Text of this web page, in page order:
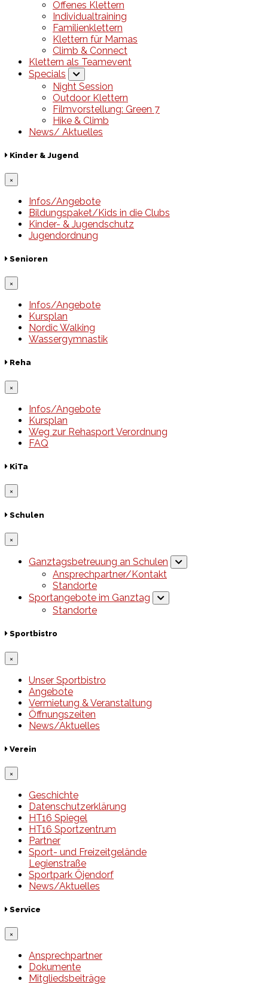
Offenes Klettern
Individualtraining
Familienklettern
Klettern für Mamas
Climb & Connect
Klettern als Teamevent
Specials
Night Session
Outdoor Klettern
Filmvorstellung: Green 7
Hike & Climb
News/ Aktuelles
Kinder & Jugend
×
Infos/Angebote
Bildungspaket/Kids in die Clubs
Kinder- & Jugendschutz
Jugendordnung
Senioren
×
Infos/Angebote
Kursplan
Nordic Walking
Wassergymnastik
Reha
×
Infos/Angebote
Kursplan
Weg zur Rehasport Verordnung
FAQ
KiTa
×
Schulen
×
Ganztagsbetreuung an Schulen
Ansprechpartner/Kontakt
Standorte
Sportangebote im Ganztag
Standorte
Sportbistro
×
Unser Sportbistro
Angebote
Vermietung & Veranstaltung
Öffnungszeiten
News/Aktuelles
Verein
×
Geschichte
Datenschutzerklärung
HT16 Spiegel
HT16 Sportzentrum
Partner
Sport- und Freizeitgelände
Legienstraße
Sportpark Öjendorf
News/Aktuelles
Service
×
Ansprechpartner
Dokumente
Mitgliedsbeiträge